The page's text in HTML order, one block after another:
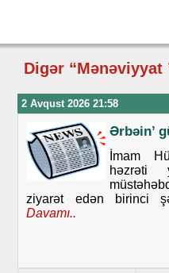
Digər “Mənəviyyat
2 Avqust 2026 21:58
Ərbəin’
İmam
həzrəti
ziyarət edən birinci
Davamı..